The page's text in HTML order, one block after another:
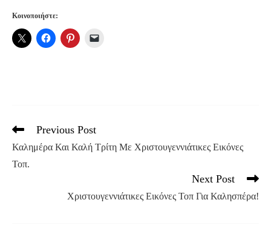
Κοινοποιήστε:
Read
articles
Previous Post
Καλημέρα Και Καλή Τρίτη Με Χριστουγεννιάτικες Εικόνες
Τοπ.
Next Post
Χριστουγεννιάτικες Εικόνες Τοπ Για Καλησπέρα!